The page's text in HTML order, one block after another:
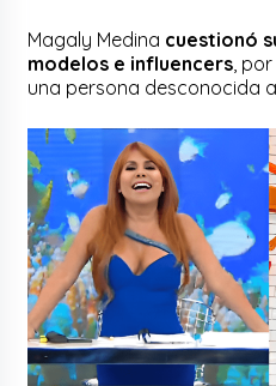
Magaly Medina cuestionó
modelos e influencers ,
una persona desconocida